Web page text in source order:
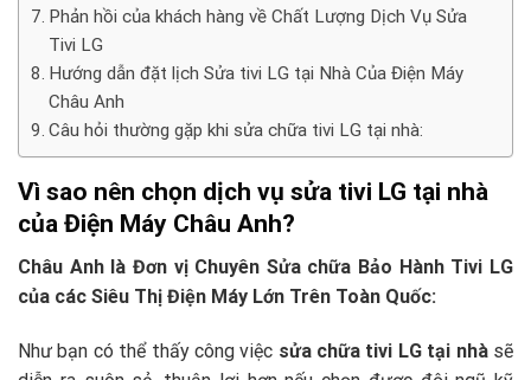
Phản hồi của khách hàng về Chất Lượng Dịch Vụ Sửa
Tivi LG
Hướng dẫn đặt lịch Sửa tivi LG tại Nhà Của Điện Máy
Châu Anh
Câu hỏi thường gặp khi sửa chữa tivi LG tại nhà:
Vì sao nên chọn dịch vụ sửa tivi LG tại nhà
của Điện Máy Châu Anh?
Châu Anh là Đơn vị Chuyên Sửa chữa Bảo Hành Tivi LG
của các Siêu Thị Điện Máy Lớn Trên Toàn Quốc:
Như bạn có thể thấy công việc sửa chữa tivi LG tại nhàsẽ